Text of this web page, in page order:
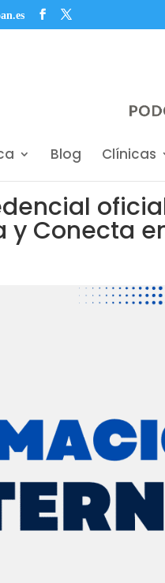
Blog Clínicas
oficial
Conecta